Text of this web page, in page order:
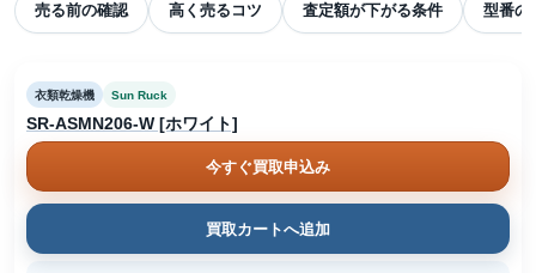
売る前の確認 高く売るコツ 査定額が下がる条件 型番の
衣類乾燥機 Sun Ruck
SR-ASMN206-W [ホワイト]
今すぐ買取申込み
買取カートへ追加